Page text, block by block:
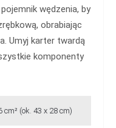
wędzenia, by
obrabiając
Umyj karter twardą
komponenty
cm² (ok. 43 x 28 cm)